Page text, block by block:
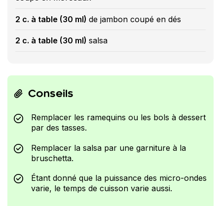
2 c. à table (30 ml) de jambon coupé en dés
2 c. à table (30 ml) salsa
Conseils
Remplacer les ramequins ou les bols à dessert
par des tasses.
Remplacer la salsa par une garniture à la
bruschetta.
Étant donné que la puissance des micro-ondes
varie, le temps de cuisson varie aussi.